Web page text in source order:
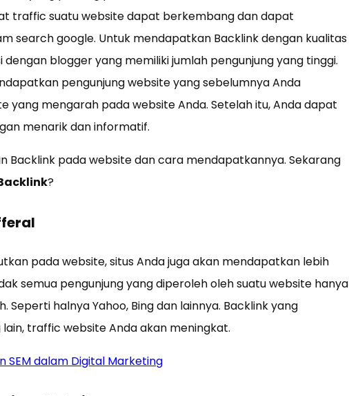
traffic suatu website dapat berkembang dan dapat
search google. Untuk mendapatkan Backlink dengan kualitas
blogger yang memiliki jumlah pengunjung yang tinggi.
pengunjung website yang sebelumnya Anda
yang mengarah pada website Anda. Setelah itu, Anda dapat
menarik dan informatif.
Backlink pada website dan cara mendapatkannya. Sekarang
?
pada website, situs Anda juga akan mendapatkan lebih
semua pengunjung yang diperoleh oleh suatu website hanya
Seperti halnya Yahoo, Bing dan lainnya. Backlink yang
traffic website Anda akan meningkat.
SEM dalam Digital Marketing